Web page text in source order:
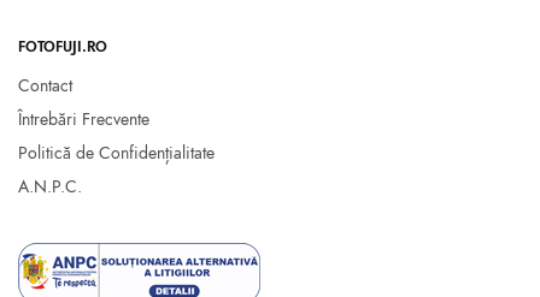
FOTOFUJI.RO
Contact
Întrebări Frecvente
Politică de Confidențialitate
A.N.P.C.